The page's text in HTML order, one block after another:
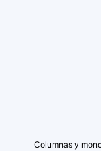
Columnas y